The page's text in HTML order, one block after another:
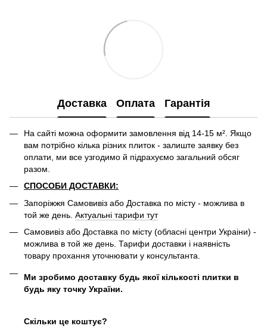
Доставка Оплата Гарантія
На сайті можна оформити замовлення від 14-15 м². Якщо
вам потрібно кілька різних плиток - залиште заявку без
оплати, ми все узгодимо й підрахуємо загальний обсяг
разом.
СПОСОБИ ДОСТАВКИ:
Запоріжжя Самовивіз або Доставка по місту - можлива в
той же день. Актуальні тарифи тут
Самовивіз або Доставка по місту (обласні центри Украіни) -
можлива в той же день. Тарифи доставки і наявність
товару прохання уточнювати у консультанта.
Ми зробимо доставку будь якої кількості плитки в
будь яку точку України.
Скільки це коштує?